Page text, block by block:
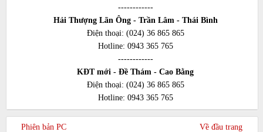
------------
Hải Thượng Lãn Ông - Trần Lâm - Thái Bình
Điện thoại: (024) 36 865 865
Hotline: 0943 365 765
------------
KĐT mới - Đề Thám - Cao Bằng
Điện thoại: (024) 36 865 865
Hotline: 0943 365 765
Phiên bản PC Về đầu trang